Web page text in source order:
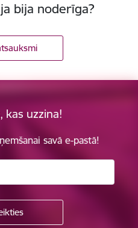
bija noderīga?
kas uzzina!
savā e-pastā!